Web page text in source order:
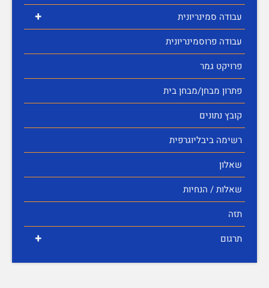
+
עבודה סמינריונית
עבודה פרוסמינריונית
פרויקט גמר
פתרון מבחן/מבחן בית
קובץ נתונים
רשימה ביבליוגרפית
שאלון
שאלות / הנחיות
תזה
+ תרגום